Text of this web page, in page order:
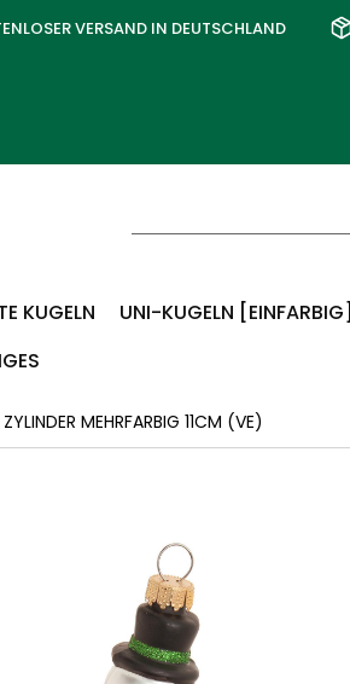
VERSAND IN DEUTSCHLAND
KUGELN UNI-KUGELN [EINFARBIG]
MEHRFARBIG 11CM (VE)